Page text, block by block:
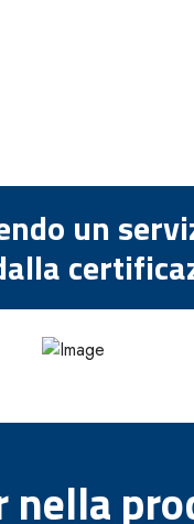
un
nella